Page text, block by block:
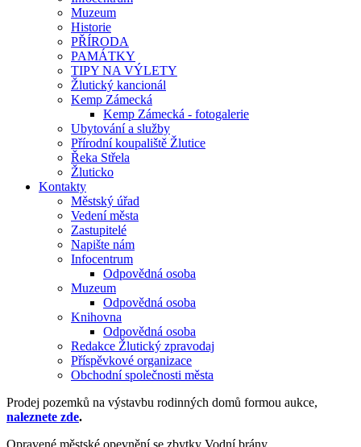
Muzeum
Historie
PŘÍRODA
PAMÁTKY
TIPY NA VÝLETY
Žlutický kancionál
Kemp Zámecká
Kemp Zámecká - fotogalerie
Ubytování a služby
Přírodní koupaliště Žlutice
Řeka Střela
Žluticko
Kontakty
Městský úřad
Vedení města
Zastupitelé
Napište nám
Infocentrum
Odpovědná osoba
Muzeum
Odpovědná osoba
Knihovna
Odpovědná osoba
Redakce Žlutický zpravodaj
Příspěvkové organizace
Obchodní společnosti města
Prodej pozemků na výstavbu rodinných domů formou aukce,
naleznete zde.
Opravené městské opevnění se zbytky Vodní brány